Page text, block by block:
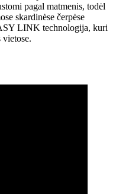
pagal matmenis, todėl
skardinėse čerpėse
LINK technologija, kuri